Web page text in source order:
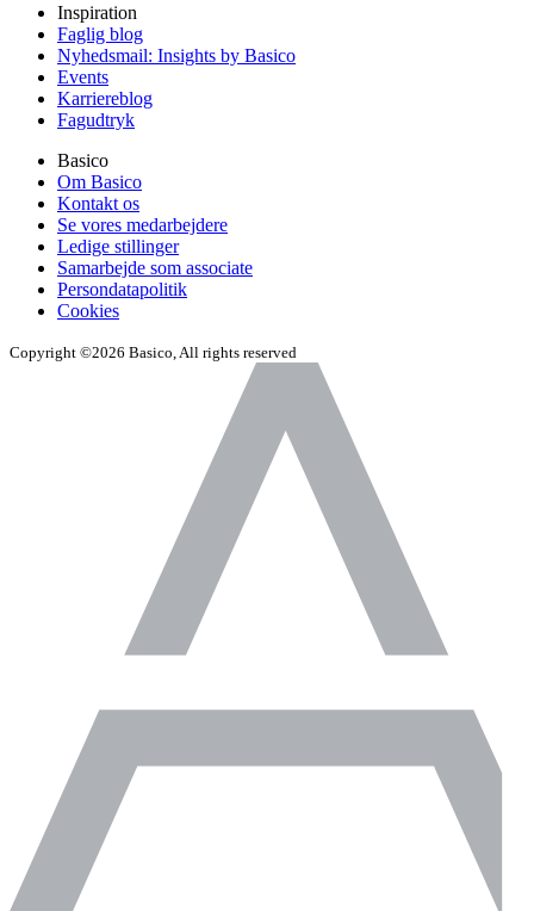
Inspiration
Faglig blog
Nyhedsmail: Insights by Basico
Events
Karriereblog
Fagudtryk
Basico
Om Basico
Kontakt os
Se vores medarbejdere
Ledige stillinger
Samarbejde som associate
Persondatapolitik
Cookies
Copyright ©2026 Basico, All rights reserved